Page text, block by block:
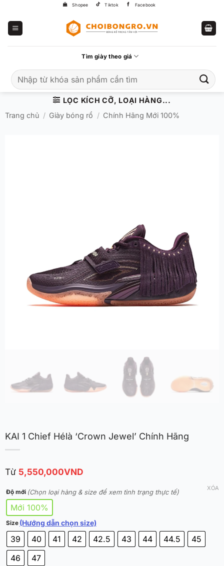
Shopee Tiktok Facebook
Tìm giày theo giá
kiếm:
LỌC KÍCH CỠ, LOẠI HÀNG...
Trang chủ / Giày bóng rổ / Chính Hãng Mới 100%
KAI 1 Chief Hélà ‘Crown Jewel’ Chính Hãng
Từ 5,550,000VND
Độ mới (Chọn loại hàng & size để xem tình trạng thực tế)
Mới 100%
Size (Hướng dẫn chọn size)
39 40 41 42 42.5 43 44 44.5
45
46
47
XÓA